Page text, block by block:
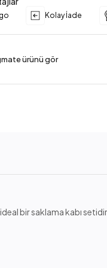
Kolay İade
ürünü gör
bir saklama kabı